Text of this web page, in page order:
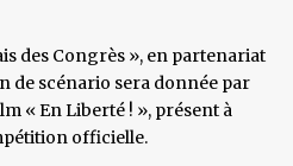
des Congrès », en partenariat
de scénario sera donnée par
« En Liberté ! », présent à
officielle.